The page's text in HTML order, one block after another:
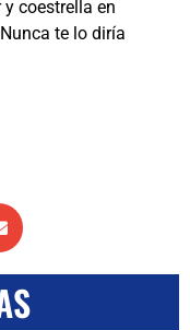
coestrella en
te lo diría